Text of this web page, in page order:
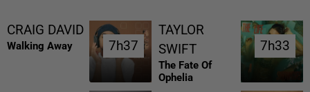
CRAIG DAVID
Walking Away 7h37
7h37
TAYLOR
SWIFT
The Fate Of
Ophelia
7h33
7h33